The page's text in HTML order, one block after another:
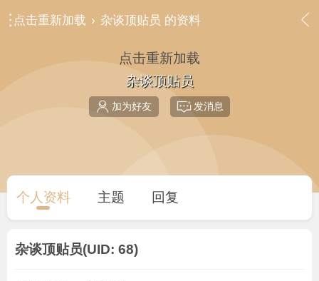
点击重新加载 › 杂谈顶贴员 的资料
点击重新加载
杂谈顶贴员
加为好友 发消息
个人资料 主题 回复
杂谈顶贴员(UID: 68)